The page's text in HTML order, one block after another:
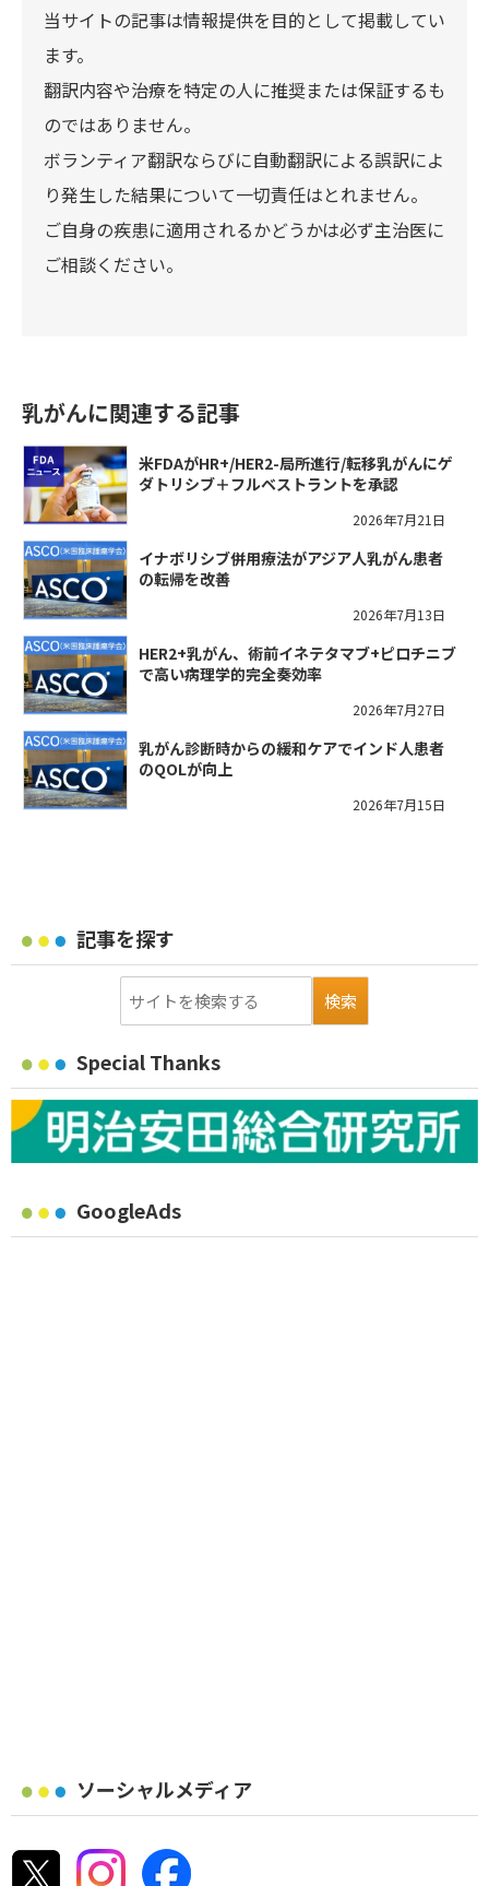
当サイトの記事は情報提供を目的として掲載してい
ます。
翻訳内容や治療を特定の人に推奨または保証するも
のではありません。
ボランティア翻訳ならびに自動翻訳による誤訳によ
り発生した結果について一切責任はとれません。
ご自身の疾患に適用されるかどうかは必ず主治医に
ご相談ください。
乳がんに関連する記事
米FDAがHR+/HER2-局所進行/転移乳がんにゲ
ダトリシブ＋フルベストラントを承認
2026年7月21日
イナボリシブ併用療法がアジア人乳がん患者
の転帰を改善
2026年7月13日
HER2+乳がん、術前イネテタマブ+ピロチニブ
で高い病理学的完全奏効率
2026年7月27日
乳がん診断時からの緩和ケアでインド人患者
のQOLが向上
2026年7月15日
記事を探す
Special Thanks
GoogleAds
ソーシャルメディア